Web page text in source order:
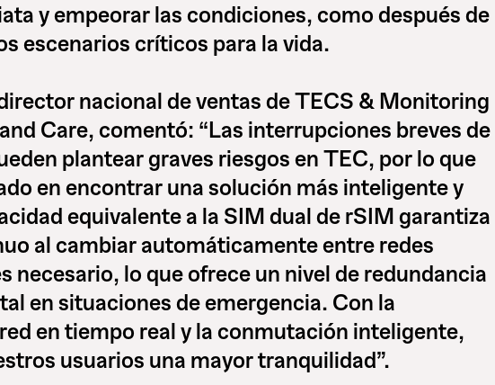
y empeorar las condiciones, como después de
escenarios críticos para la vida.
nacional de ventas de TECS & Monitoring
Care, comentó: “Las interrupciones breves de
plantear graves riesgos en TEC, por lo que
en encontrar una solución más inteligente y
equivalente a la SIM dual de rSIM garantiza
al cambiar automáticamente entre redes
necesario, lo que ofrece un nivel de redundancia
en situaciones de emergencia. Con la
en tiempo real y la conmutación inteligente,
usuarios una mayor tranquilidad”.